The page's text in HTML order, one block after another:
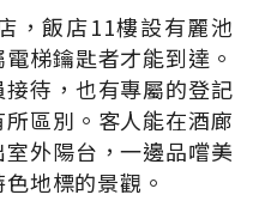
，飯店11樓設有麗池
梯鑰匙者才能到達。
待，也有專屬的登記
區別。客人能在酒廊
外陽台，一邊品嚐美
地標的景觀。